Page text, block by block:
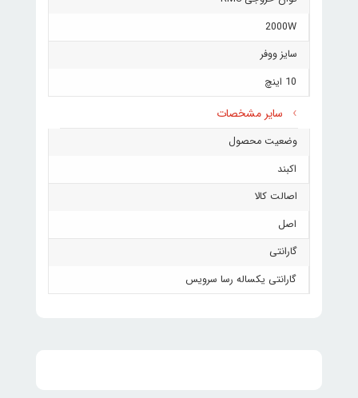
2000W
سایز ووفر
10 اینچ
سایر مشخصات
وضعیت محصول
اکبند
اصالت کالا
اصل
گارانتی
گارانتی یکساله رسا سرویس